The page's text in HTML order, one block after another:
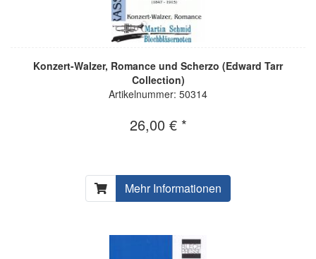
Konzert-Walzer, Romance und Scherzo (Edward Tarr
Collection)
Artikelnummer: 50314
26,00 € *
Mehr Informationen